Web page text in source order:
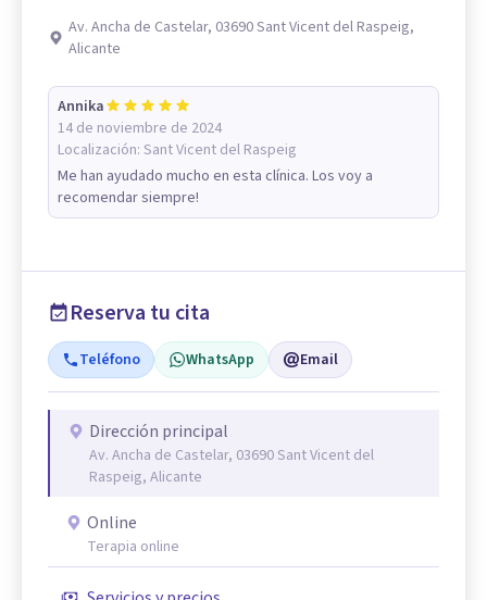
Av. Ancha de Castelar, 03690 Sant Vicent del Raspeig,
Alicante
Annika
14 de noviembre de 2024
Localización: Sant Vicent del Raspeig
Me han ayudado mucho en esta clínica. Los voy a
recomendar siempre!
Reserva tu cita
Teléfono WhatsApp Email
Dirección principal
Av. Ancha de Castelar, 03690 Sant Vicent del
Raspeig, Alicante
Online
Terapia online